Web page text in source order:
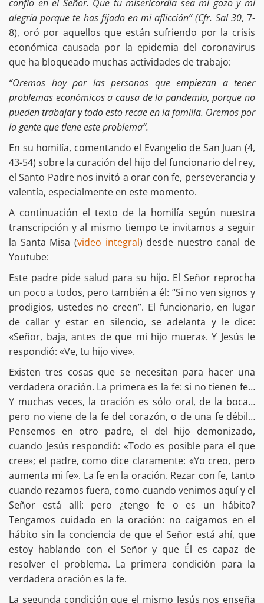
confío en el Señor. Que tu misericordia sea mi gozo y mi
alegría porque te has fijado en mi aflicción” (Cfr. Sal 30, 7-
8), oró por aquellos que están sufriendo por la crisis
económica causada por la epidemia del coronavirus
que ha bloqueado muchas actividades de trabajo:
“Oremos hoy por las personas que empiezan a tener
problemas económicos a causa de la pandemia, porque no
pueden trabajar y todo esto recae en la familia. Oremos por
la gente que tiene este problema”.
En su homilía, comentando el Evangelio de San Juan (4,
43-54) sobre la curación del hijo del funcionario del rey,
el Santo Padre nos invitó a orar con fe, perseverancia y
valentía, especialmente en este momento.
A continuación el texto de la homilía según nuestra
transcripción y al mismo tiempo te invitamos a seguir
la Santa Misa (video integral) desde nuestro canal de
Youtube:
Este padre pide salud para su hijo. El Señor reprocha
un poco a todos, pero también a él: “Si no ven signos y
prodigios, ustedes no creen”. El funcionario, en lugar
de callar y estar en silencio, se adelanta y le dice:
«Señor, baja, antes de que mi hijo muera». Y Jesús le
respondió: «Ve, tu hijo vive».
Existen tres cosas que se necesitan para hacer una
verdadera oración. La primera es la fe: si no tienen fe…
Y muchas veces, la oración es sólo oral, de la boca…
pero no viene de la fe del corazón, o de una fe débil…
Pensemos en otro padre, el del hijo demonizado,
cuando Jesús respondió: «Todo es posible para el que
cree»; el padre, como dice claramente: «Yo creo, pero
aumenta mi fe». La fe en la oración. Rezar con fe, tanto
cuando rezamos fuera, como cuando venimos aquí y el
Señor está allí: pero ¿tengo fe o es un hábito?
Tengamos cuidado en la oración: no caigamos en el
hábito sin la conciencia de que el Señor está ahí, que
estoy hablando con el Señor y que Él es capaz de
resolver el problema. La primera condición para la
verdadera oración es la fe.
La segunda condición que el mismo Jesús nos enseña